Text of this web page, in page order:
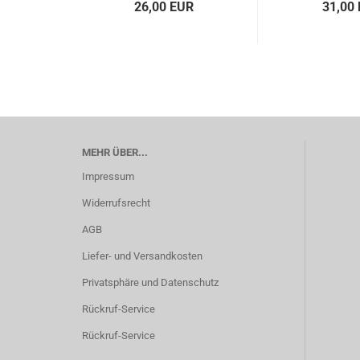
26,00 EUR 31,00
MEHR ÜBER...
Impressum
Widerrufsrecht
AGB
Liefer- und Versandkosten
Privatsphäre und Datenschutz
Rückruf-Service
Rückruf-Service